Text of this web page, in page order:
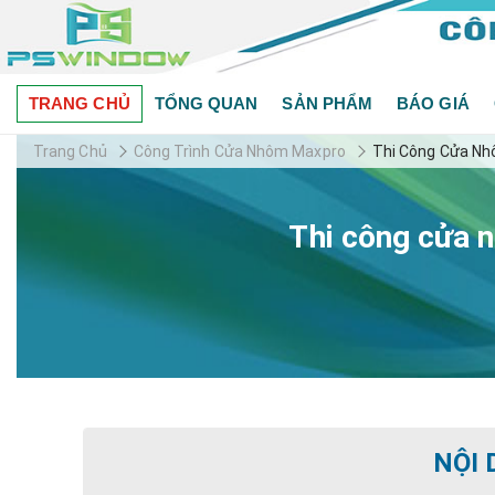
TRANG CHỦ TỔNG QUAN SẢN PHẨM BÁO GIÁ
Trang Chủ Công Trình Cửa Nhôm Maxpro Thi Công Cửa
Thi công cửa
NỘI